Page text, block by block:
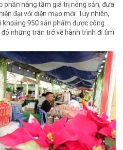
phần nâng tầm giá trị nông sản, đưa
đại với diện mạo mới. Tuy nhiên,
khoảng 950 sản phẩm được công
những trăn trở về hành trình đi tìm